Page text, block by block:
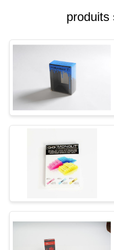
NOUVELLES
SITE
POLICY
produits